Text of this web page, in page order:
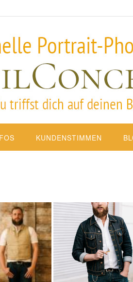
KUNDENSTIMMEN